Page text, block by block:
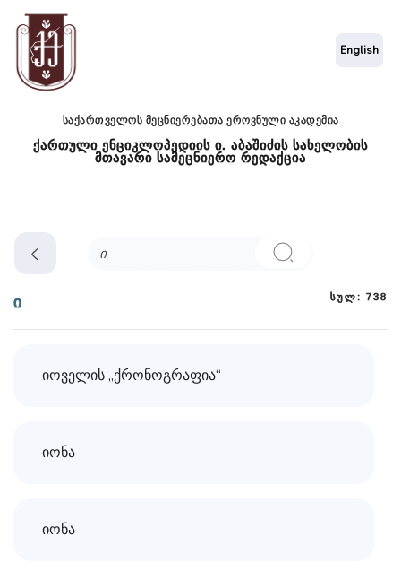
საქართველოს მეცნიერებათა ეროვნული აკადემია
ქართული ენციკლოპედიის ი. აბაშიძის სახელობის
მთავარი სამეცნიერო რედაქცია
English
ი სულ: 738
იოველის „ქრონოგრაფია“
იონა
იონა